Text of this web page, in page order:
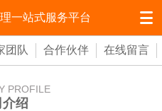
一站式服务平台 
团队 合作伙伴 在线留言
PROFILE
介绍